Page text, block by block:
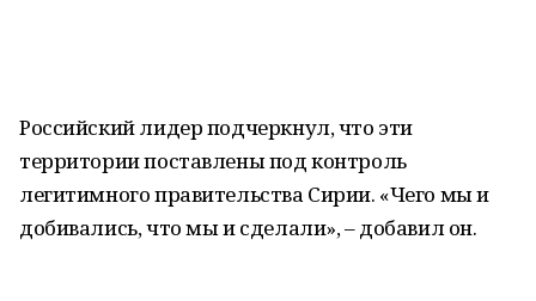
Российский лидер подчеркнул, что эти
территории поставлены под контроль
легитимного правительства Сирии. «Чего мы и
добивались, что мы и сделали», – добавил он.